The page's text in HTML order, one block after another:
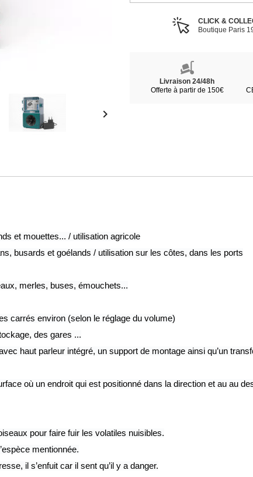

CLICK &
Boutique Paris
Livraison 24/48h
Offerte à partir de 150€
et mouettes... / utilisation agricole
busards et goélands / utilisation sur les côtes, dans les ports
merles, buses, émouchets...
carrés environ (selon le réglage du volume)
des gares ...
haut parleur intégré, un support de montage ainsi qu’un
où un endroit qui est positionné dans la direction et au au
pour faire fuir les volatiles nuisibles.
mentionnée.
il s’enfuit car il sent qu’il y a danger.